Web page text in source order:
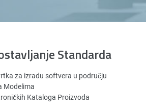
Standarda
za izradu softvera u području
Modelima
Kataloga Proizvoda